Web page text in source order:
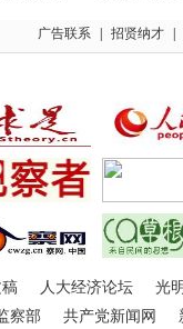
广告联系 招贤纳才
人大经济论坛
光
察部 共产党新闻网